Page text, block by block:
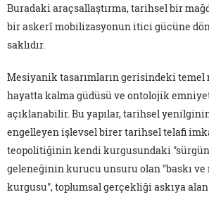
Buradaki araçsallaştırma, tarihsel bir
bir askerî mobilizasyonun itici gücüne
saklıdır.
Mesiyanik tasarımların gerisindeki
hayatta kalma güdüsü ve ontolojik
açıklanabilir. Bu yapılar, tarihsel
engelleyen işlevsel birer tarihsel telafi
teopolitiğinin kendi kurgusundaki "sürgün
geleneğinin kurucu unsuru olan "baskı
kurgusu", toplumsal gerçekliği askıya alan